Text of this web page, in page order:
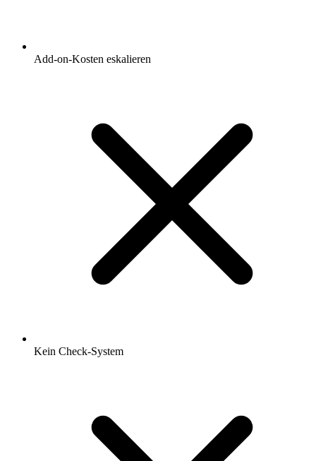
Add-on-Kosten eskalieren
Kein Check-System